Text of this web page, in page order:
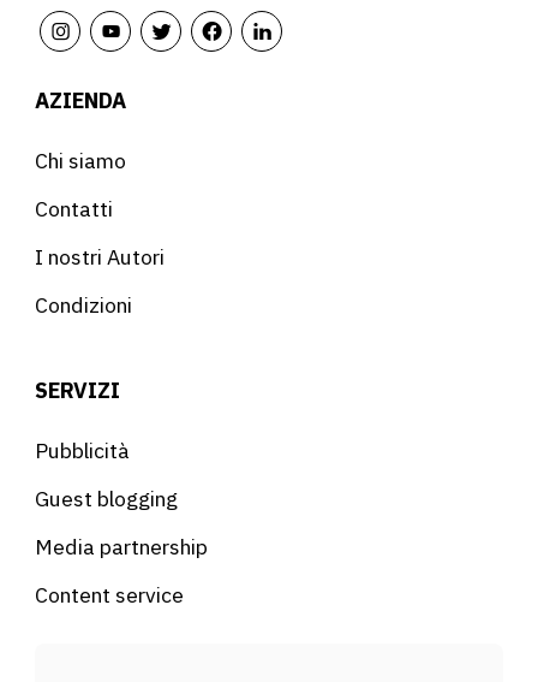
AZIENDA
Chi siamo
Contatti
I nostri Autori
Condizioni
SERVIZI
Pubblicità
Guest blogging
Media partnership
Content service